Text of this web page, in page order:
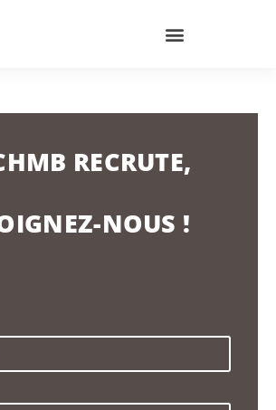
RECRUTE,
NOUS !